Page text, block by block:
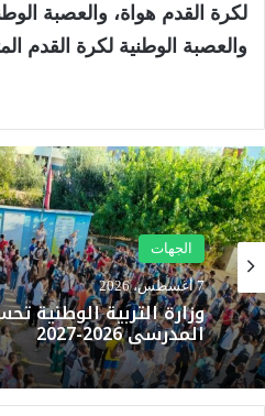
لكرة القدم هواة، والعصبة
والعصبة الوطنية لكرة القدم
الجهات
7 أغسطس، 2026
وزارة التربية الوطنية
المدرسي 2026-2027
الجهات
7 أغسطس، 2026